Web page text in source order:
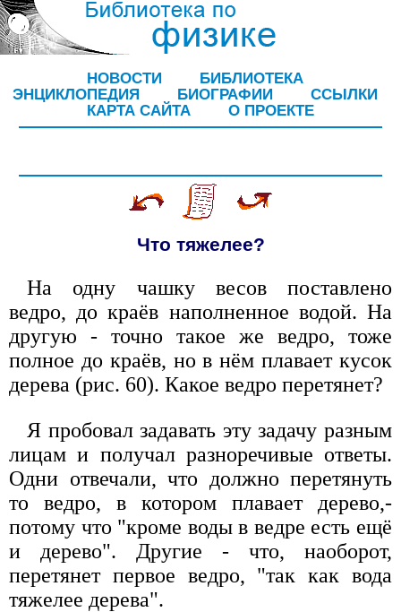
НОВОСТИ
БИБЛИОТЕКА
ЭНЦИКЛОПЕДИЯ
БИОГРАФИИ
ССЫЛКИ
КАРТА САЙТА
О ПРОЕКТЕ
Что тяжелее?
На одну чашку весов поставлено
ведро, до краёв наполненное водой. На
другую - точно такое же ведро, тоже
полное до краёв, но в нём плавает кусок
дерева (рис. 60). Какое ведро перетянет?
Я пробовал задавать эту задачу разным
лицам и получал разноречивые ответы.
Одни отвечали, что должно перетянуть
то ведро, в котором плавает дерево,-
потому что "кроме воды в ведре есть ещё
и дерево". Другие - что, наоборот,
перетянет первое ведро, "так как вода
тяжелее дерева".